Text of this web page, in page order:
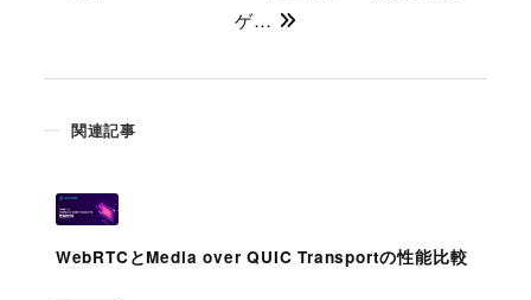
関連記事
WebRTCとMedia over QUIC Transportの性能比較
ゲ…